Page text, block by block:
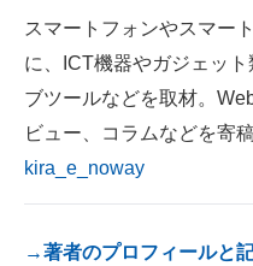
エネルギーの専門メディア
建設×テクノロジーの最前線
スマートフォンやスマー
に、ICT機器やガジェッ
ブツールなどを取材。
ビュー、コラムなどを寄
kira_e_noway
→著者のプロフィールと